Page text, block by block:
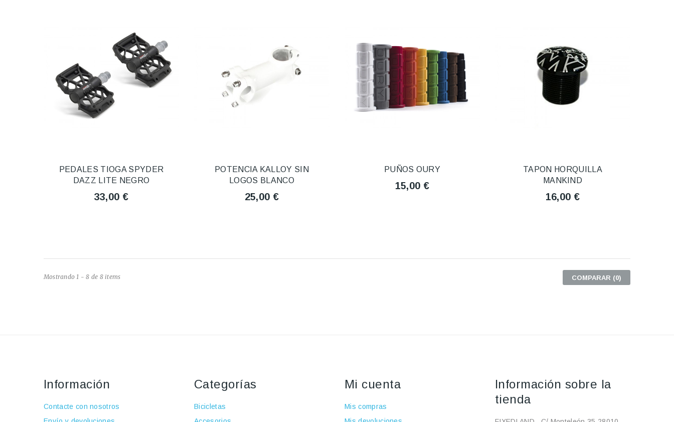
PEDALES TIOGA SPYDER
DAZZ LITE NEGRO
33,00 €
POTENCIA KALLOY SIN
LOGOS BLANCO
25,00 €
PUÑOS OURY
15,00 €
TAPON HORQUILLA
MANKIND
16,00 €
COMPARAR (0)
Mostrando 1 - 8 de 8 items
Información
Contacte con nosotros
Categorías
Bicicletas
Mi cuenta
Mis compras
Información sobre la
tienda